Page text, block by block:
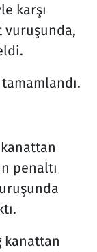
karşı
vuruşunda,
penaltı
kanattan